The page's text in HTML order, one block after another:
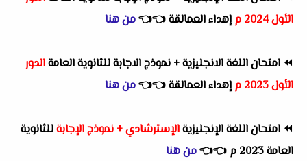
الأول 2024 م
إهداء العمالقة👈
👈من هنا
⏪ امتحان اللغة الانجليزية + نموذج الاجابة للثانوية العامةالدور
الأول 2023 م
إهداء العمالقة👈
👈من هنا
⏪ امتحان اللغة الإنجليزيةالإسترشادي + نموذج الإجابةللثانوية
العامة 2023 م
👈
👈من هنا